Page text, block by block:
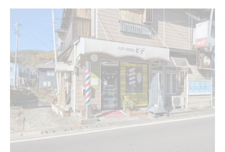
江田島市で利用できる学割カットの特徴と
流れ
学生に嬉しい散髪サービスを徹底解説
学割カット利用で散髪料金がぐっとお得に
なる理由
学生限定の散髪サービス特徴をわかりやす
く説明
学割散髪の安心サポートや相談のコツを紹
介